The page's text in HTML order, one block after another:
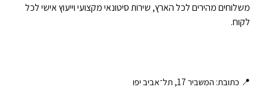
משלוחים מהירים לכל הארץ, שירות סיטונאי מקצועי וייעוץ אישי לכל
לקוח.
📍 כתובת: המשביר 17, תל־אביב יפו